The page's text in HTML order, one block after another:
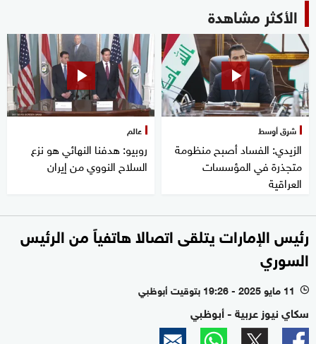
الأكثر مشاهدة
شرق أوسط
الزيدي: الفساد أصبح منظومة
متجذرة في المؤسسات
العراقية
عالم
روبيو: هدفنا النهائي هو نزع
السلاح النووي من إيران
رئيس الإمارات يتلقى اتصالا هاتفياً من الرئيس
السوري
l 11 مايو 2025 - 19:26 بتوقيت أبوظبي
سكاي نيوز عربية - أبوظبي